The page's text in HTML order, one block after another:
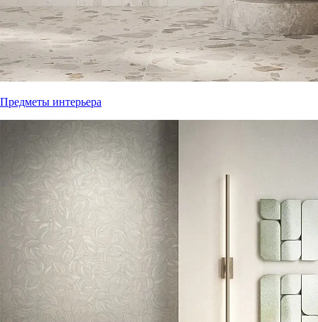
Предметы интерьера